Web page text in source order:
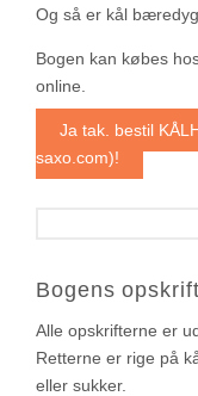
Og så er kål
Bogen kan købes
online.
Ja tak, bestil
saxo.com)!
Bogens
Alle opskrifterne er
Retterne er rige på
eller sukker.